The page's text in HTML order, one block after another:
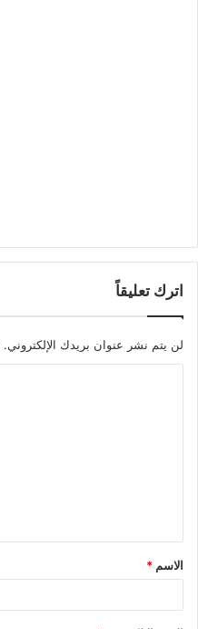
اترك تعليقاً
لن يتم نشر عنوان بريدك الإلكتروني.
الاسم *